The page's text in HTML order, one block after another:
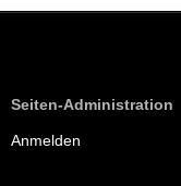
Seiten-Administration
Anmelden